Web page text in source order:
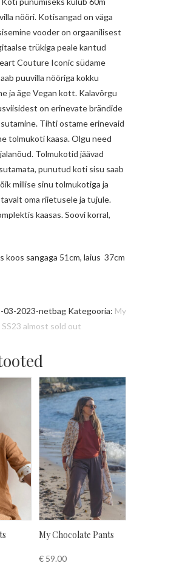
nööri. Kotisangad on väga
vooder on orgaanilisest
trükiga peale kantud
Couture Iconic südame
puuvilla nööriga kokku
ja äge Vegan kott. Kalavõrgu
on erinevate brändide
Tihti ostame erinevaid
tolmukoti kaasa. Olgu need
Tolmukotid jäävad
punutud koti sisu saab
millise sinu tolmukotiga ja
oma riietusele ja tujule.
kaasas. Soovi korral,
koos sangaga 51cm, laius 37cm
03-2023-netbag Kategooria: My
almost sold out
My Chocolate Pants
€ 59.00